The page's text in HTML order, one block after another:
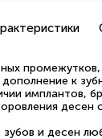
к
имплантов,
и десен